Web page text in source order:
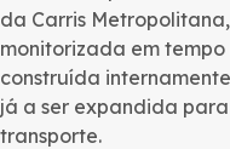
da Carris
monitorizada em
construída
já a ser expandida
transporte.